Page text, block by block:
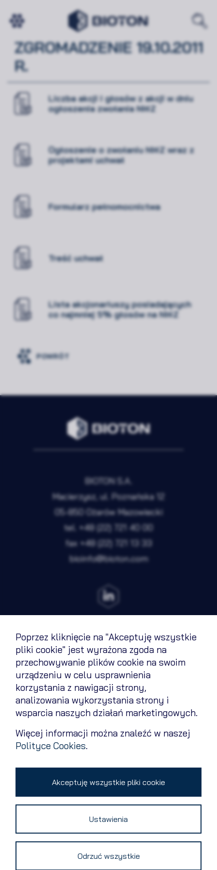
Poprzez kliknięcie na "Akceptuję wszystkie
pliki cookie" jest wyrażona zgoda na
przechowywanie plików cookie na swoim
urządzeniu w celu usprawnienia
korzystania z nawigacji strony,
analizowania wykorzystania strony i
wsparcia naszych działań marketingowych.
Więcej informacji można znaleźć w naszej
Polityce Cookies.
Akceptuję wszystkie pliki cookie
Ustawienia
Odrzuć wszystkie
Niezbędne
aktywne
Nieaktywne
Zapisz wybrane i zamknij
Akceptuję wszystkie pliki cookie
NADZWYCZAJNE WALNE
ZGROMADZENIE 19.10.2011
R.
Liczba akcji i głosów z akcji w dniu
ogłoszenia zwołania NWZ
Ogłoszenie o zwołaniu NWZ wraz z
projektami uchwał
Formularz pełnomocnictwa
Treść uchwał
Lista akcjonariuszy posiadających
co najmniej 5% głosów na NWZ
POWRÓT
BIOTON S.A.
Macierzysz, ul. Poznańska 12
05-850 Ożarów Mazowiecki
tel. +48 (22) 721 40 00
fax +48 (22) 721 13 33
bioinfo@bioton.com
Regulamin
Polityka cookies
Polityka prywatności
Kontakt
Zmień ustawienia cookies
Copyright 2026 © All rights reserved